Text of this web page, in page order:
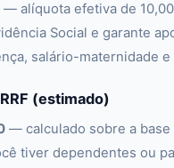
— alíquota efetiva de
Social e garante
salário-maternidade
(estimado)
— calculado sobre a base
tiver dependentes ou